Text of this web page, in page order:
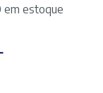
em estoque